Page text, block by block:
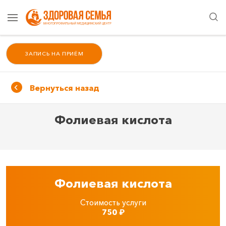
ЗАПИСЬ НА ПРИЁМ
Вернуться назад
Фолиевая кислота
Фолиевая кислота
Стоимость услуги
750₽